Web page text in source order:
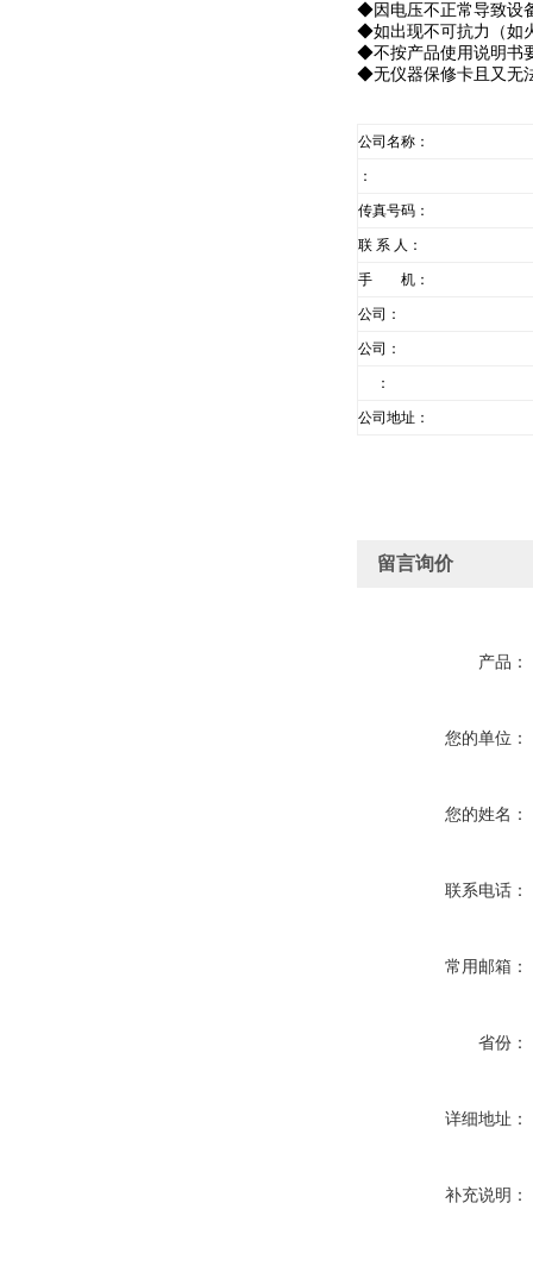
◆因电压不正常导致设
◆如出现不可抗力（如
◆不按产品使用说明书
◆无仪器保修卡且又无
公司名称：
：
传真号码：
联 系 人：
手 机：
公司：
公司：
：
公司地址：
留言询价
产品：
您的单位：
您的姓名：
联系电话：
常用邮箱：
省份：
详细地址：
补充说明：